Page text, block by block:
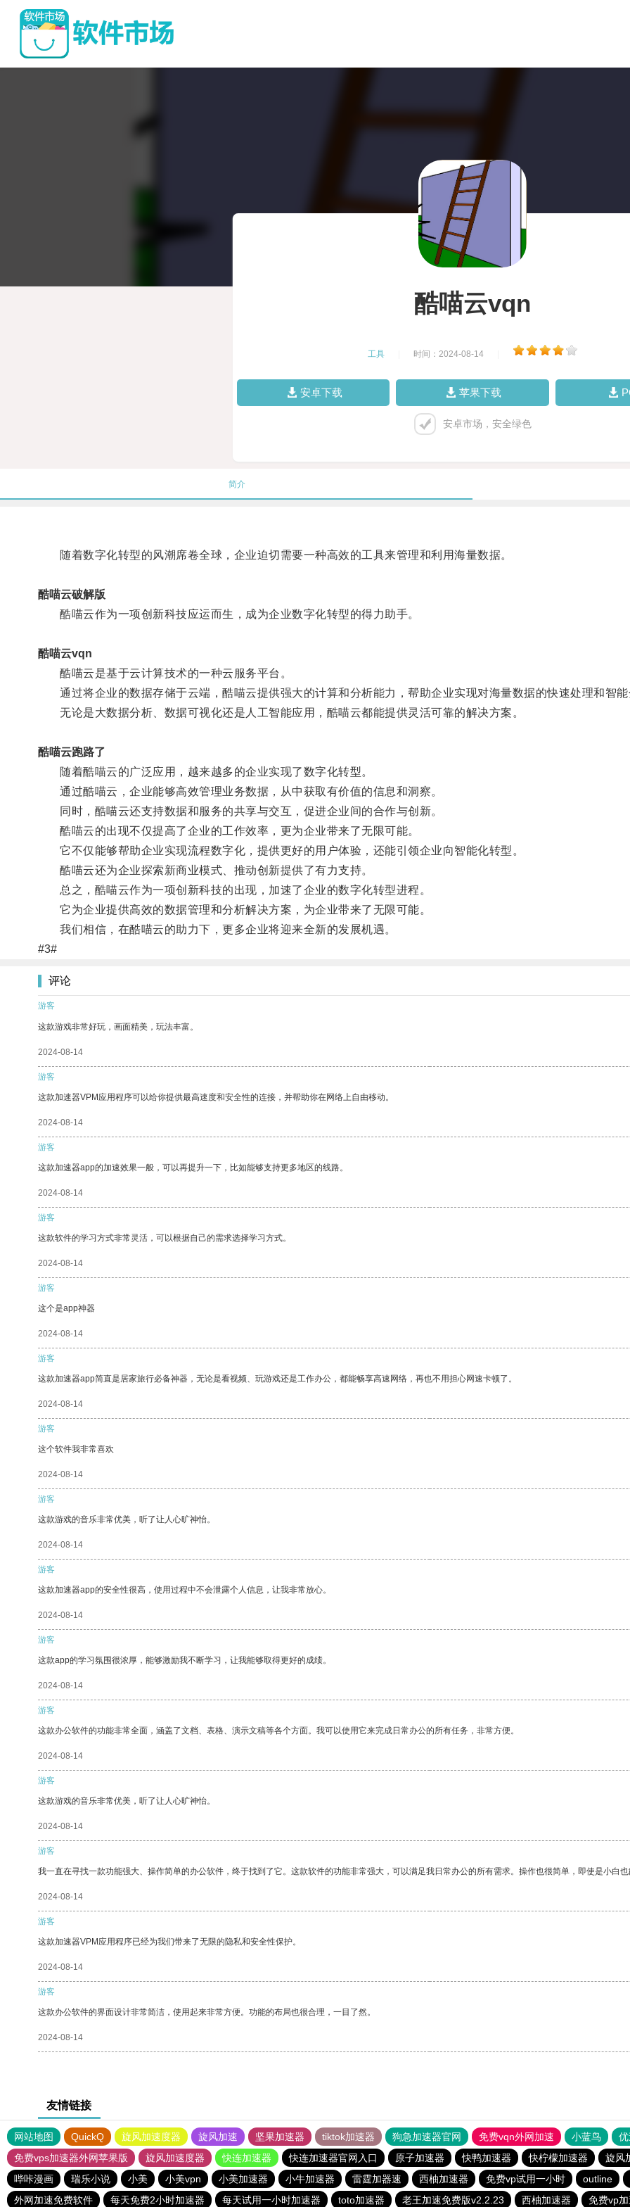
酷喵云vqn
工具 时间：2024-08-14
安卓下载 苹果下载
安卓市场，安全绿色
简介
随着数字化转型的风潮席卷全球，企业迫切需要一种高效的工具来管理和利用海量数据。
酷喵云破解版
酷喵云作为一项创新科技应运而生，成为企业数字化转型的得力助手。
酷喵云vqn
酷喵云是基于云计算技术的一种云服务平台。
通过将企业的数据存储于云端，酷喵云提供强大的计算和分析能力，帮助企业实现对海量数据的快速处理和智
无论是大数据分析、数据可视化还是人工智能应用，酷喵云都能提供灵活可靠的解决方案。
酷喵云跑路了
随着酷喵云的广泛应用，越来越多的企业实现了数字化转型。
通过酷喵云，企业能够高效管理业务数据，从中获取有价值的信息和洞察。
同时，酷喵云还支持数据和服务的共享与交互，促进企业间的合作与创新。
酷喵云的出现不仅提高了企业的工作效率，更为企业带来了无限可能。
它不仅能够帮助企业实现流程数字化，提供更好的用户体验，还能引领企业向智能化转型。
酷喵云还为企业探索新商业模式、推动创新提供了有力支持。
总之，酷喵云作为一项创新科技的出现，加速了企业的数字化转型进程。
它为企业提供高效的数据管理和分析解决方案，为企业带来了无限可能。
我们相信，在酷喵云的助力下，更多企业将迎来全新的发展机遇。
#3#
评论
游客
这款游戏非常好玩，画面精美，玩法丰富。
2024-08-14
游客
这款加速器VPM应用程序可以给你提供最高速度和安全性的连接，并帮助你在网络上自由移动。
2024-08-14
游客
这款加速器app的加速效果一般，可以再提升一下，比如能够支持更多地区的线路。
2024-08-14
游客
这款软件的学习方式非常灵活，可以根据自己的需求选择学习方式。
2024-08-14
游客
这个是app神器
2024-08-14
游客
这款加速器app简直是居家旅行必备神器，无论是看视频、玩游戏还是工作办公，都能畅享高速网络，再也不用担心网速卡顿了。
2024-08-14
游客
这个软件我非常喜欢
2024-08-14
游客
这款游戏的音乐非常优美，听了让人心旷神怡。
2024-08-14
游客
这款加速器app的安全性很高，使用过程中不会泄露个人信息，让我非常放心。
2024-08-14
游客
这款app的学习氛围很浓厚，能够激励我不断学习，让我能够取得更好的成绩。
2024-08-14
游客
这款办公软件的功能非常全面，涵盖了文档、表格、演示文稿等各个方面。我可以使用它来完成日常办公的所有任务，非常方便。
2024-08-14
游客
这款游戏的音乐非常优美，听了让人心旷神怡。
2024-08-14
游客
我一直在寻找一款功能强大、操作简单的办公软件，终于找到了它。这款软件的功能非常强大，可以满足我日常办公的所有需求。操作也很简单，即使是小白
2024-08-14
游客
这款加速器VPM应用程序已经为我们带来了无限的隐私和安全性保护。
2024-08-14
游客
这款办公软件的界面设计非常简洁，使用起来非常方便。功能的布局也很合理，一目了然。
2024-08-14
友情链接
网站地图 QuickQ 旋风加速度器 旋风加速 坚果加速器 tiktok加速器 狗急加速器官网 免费vqn外网加速 小蓝鸟
免费vps加速器外网苹果版
旋风加速度器 快连加速器 快连加速器官网入口 原子加速器 快鸭加速器 快柠檬加速器
旋风
哔咔漫画
瑞乐小说 小美 小美vpn 小美加速器 小牛加速器 雷霆加器速 西柚加速器 免费vp试用一小时
outline
外网加速免费软件
每天免费2小时加速器 每天试用一小时加速器 toto加速器 老王加速免费版v2.2.23 西柚加速器 免费vp